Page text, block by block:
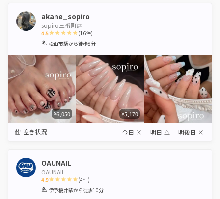
akane_sopiro
sopiro三番町店
4.5
1 2 3 4 5
(16件)
松山市駅から徒歩8分
¥6,050 ¥5,170
空き状況 今日 × 明日 △ 明後日 ×
OAUNAIL
OAUNAIL
4.9
1 2 3 4 5
(4件)
伊予桜井駅から徒歩10分